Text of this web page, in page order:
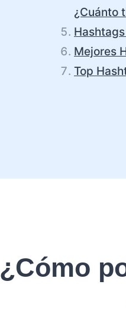
¿Cuánto
Mejores
Top
¿Cómo